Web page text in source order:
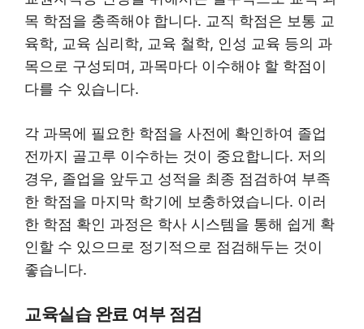
목 학점을 충족해야 합니다. 교직 학점은 보통 교
육학, 교육 심리학, 교육 철학, 인성 교육 등의 과
목으로 구성되며, 과목마다 이수해야 할 학점이
다를 수 있습니다.
각 과목에 필요한 학점을 사전에 확인하여 졸업
전까지 골고루 이수하는 것이 중요합니다. 저의
경우, 졸업을 앞두고 성적을 최종 점검하여 부족
한 학점을 마지막 학기에 보충하였습니다. 이러
한 학점 확인 과정은 학사 시스템을 통해 쉽게 확
인할 수 있으므로 정기적으로 점검해두는 것이
좋습니다.
교육실습 완료 여부 점검